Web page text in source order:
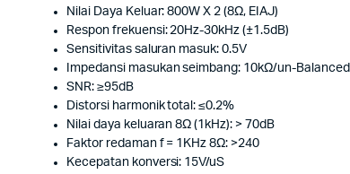
Nilai Daya Keluar: 800W X 2 (8Ω, EIAJ)
Respon frekuensi: 20Hz-30kHz (±1.5dB)
Sensitivitas saluran masuk: 0.5V
Impedansi masukan seimbang: 10kΩ/un-Balanced
SNR: ≥95dB
Distorsi harmonik total: ≤0.2%
Nilai daya keluaran 8Ω (1kHz): > 70dB
Faktor redaman f = 1KHz 8Ω: >240
Kecepatan konversi: 15V/uS